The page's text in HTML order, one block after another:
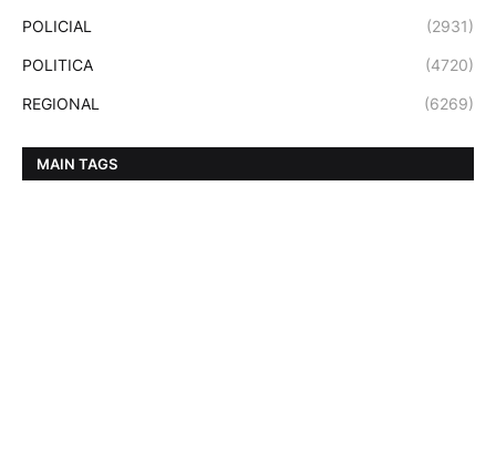
POLICIAL (2931)
POLITICA (4720)
REGIONAL (6269)
MAIN TAGS